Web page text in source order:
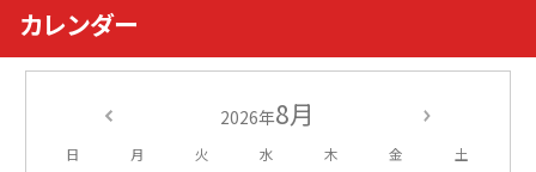
カレンダー
2026年8月
日 月 火 水 木 金 土